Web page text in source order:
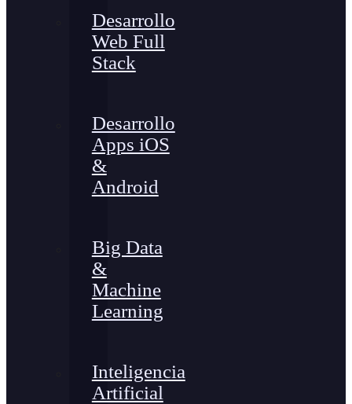
Desarrollo
Web Full
Stack
Desarrollo
Apps iOS
&
Android
Big Data
&
Machine
Learning
Inteligencia
Artificial